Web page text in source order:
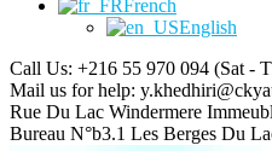
French
English
Call Us: +216 55 970 094 (Sat -
Mail us for help:
Rue Du Lac Windermere
Bureau N°b3.1 Les Berges Du